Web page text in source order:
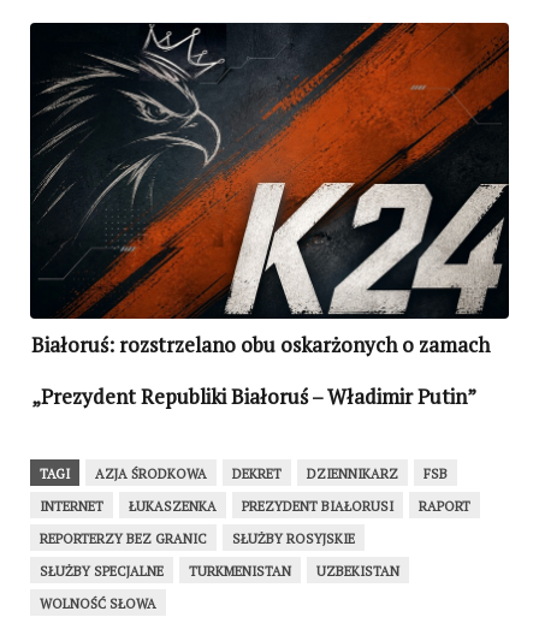
Białoruś: rozstrzelano obu oskarżonych o zamach
„Prezydent Republiki Białoruś – Władimir Putin”
TAGI AZJA ŚRODKOWA DEKRET DZIENNIKARZ
FSB
INTERNET
ŁUKASZENKA PREZYDENT BIAŁORUSI
RAPORT
REPORTERZY BEZ GRANIC
SŁUŻBY ROSYJSKIE
SŁUŻBY SPECJALNE
TURKMENISTAN
UZBEKISTAN
WOLNOŚĆ SŁOWA